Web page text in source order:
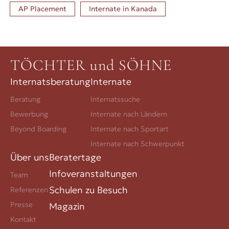
AP Placement Internate in Kanada
TÖCHTER und SÖHNE
Internatsberatung
Beratung
Bewerbung
Beyond Boarding
Internate
Internatssuche
Internate nach Ländern
Internate nach Sportart
Internate nach Schwerpunkt
Über uns
Team
Referenzen
Presse
Kontakt
Beratertage
Infoveranstaltungen
Schulen zu Besuch
Magazin